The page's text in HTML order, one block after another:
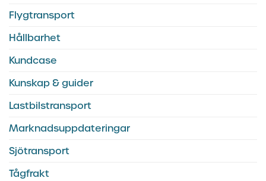
Flygtransport
Hållbarhet
Kundcase
Kunskap & guider
Lastbilstransport
Marknadsuppdateringar
Sjötransport
Tågfrakt